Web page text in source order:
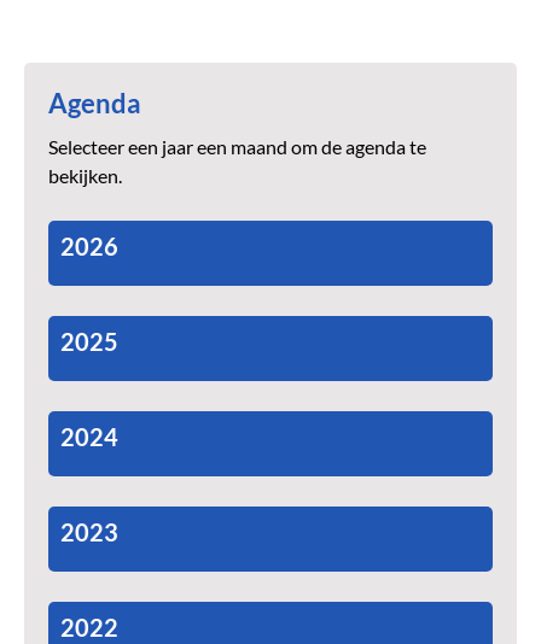
Agenda
Selecteer een jaar een maand om de agenda te
bekijken.
2026
2025
2024
2023
2022